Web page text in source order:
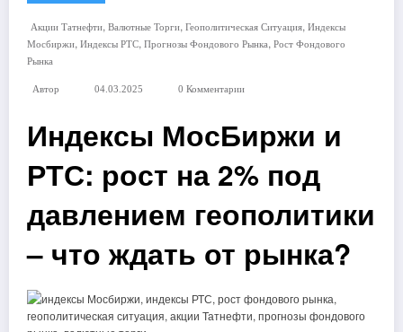
Акции Татнефти, Валютные Торги, Геополитическая Ситуация, Индексы
Мосбиржи, Индексы РТС, Прогнозы Фондового Рынка, Рост Фондового
Рынка
Автор 04.03.2025 0 Комментарии
Индексы МосБиржи и
РТС: рост на 2% под
давлением геополитики
– что ждать от рынка?